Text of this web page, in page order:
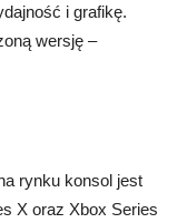
i grafikę.
wersję –
rynku konsol jest
X oraz Xbox Series